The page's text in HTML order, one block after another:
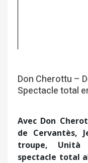
2025 est le 2 è
transposés à la
héros, qui au fil
lecteurs et
homme